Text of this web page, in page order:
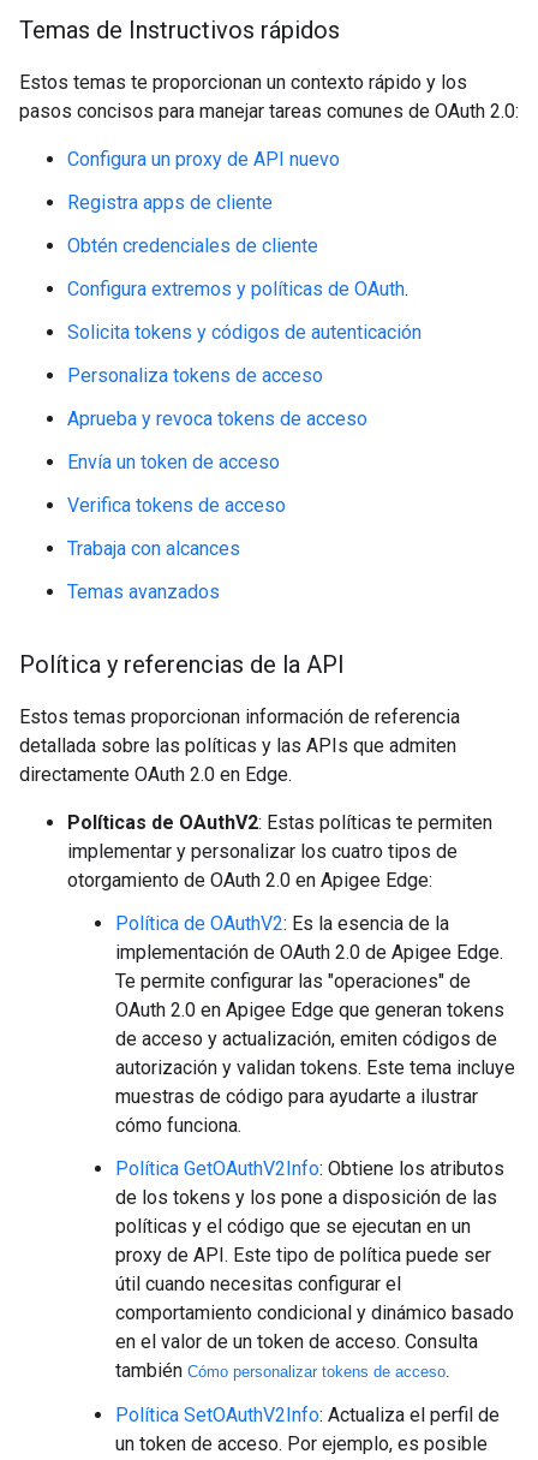
Temas de Instructivos rápidos
Estos temas te proporcionan un contexto rápido y los
pasos concisos para manejar tareas comunes de OAuth 2.0:
Configura un proxy de API nuevo
Registra apps de cliente
Obtén credenciales de cliente
Configura extremos y políticas de OAuth.
Solicita tokens y códigos de autenticación
Personaliza tokens de acceso
Aprueba y revoca tokens de acceso
Envía un token de acceso
Verifica tokens de acceso
Trabaja con alcances
Temas avanzados
Política y referencias de la API
Estos temas proporcionan información de referencia
detallada sobre las políticas y las APIs que admiten
directamente OAuth 2.0 en Edge.
Políticas de OAuthV2: Estas políticas te permiten
implementar y personalizar los cuatro tipos de
otorgamiento de OAuth 2.0 en Apigee Edge:
Política de OAuthV2: Es la esencia de la
implementación de OAuth 2.0 de Apigee Edge.
Te permite configurar las "operaciones" de
OAuth 2.0 en Apigee Edge que generan tokens
de acceso y actualización, emiten códigos de
autorización y validan tokens. Este tema incluye
muestras de código para ayudarte a ilustrar
cómo funciona.
Política GetOAuthV2Info: Obtiene los atributos
de los tokens y los pone a disposición de las
políticas y el código que se ejecutan en un
proxy de API. Este tipo de política puede ser
útil cuando necesitas configurar el
comportamiento condicional y dinámico basado
en el valor de un token de acceso. Consulta
también Cómo personalizar tokens de acceso.
Política SetOAuthV2Info: Actualiza el perfil de
un token de acceso. Por ejemplo, es posible